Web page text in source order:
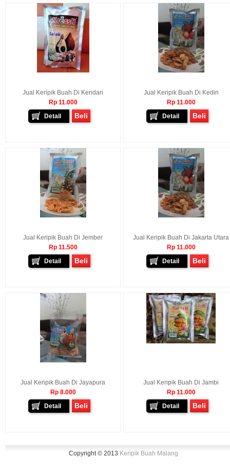
Jual Keripik Buah Di Kendari
Rp 11.000
Detail
Beli
Jual Keripik Buah Di Kediri
Rp 11.000
Detail
Beli
Jual Keripik Buah Di Jember
Rp 11.500
Detail
Beli
Jual Keripik Buah Di Jakarta Utara
Rp 11.000
Detail
Beli
Jual Keripik Buah Di Jayapura
Rp 8.000
Detail
Beli
Jual Keripik Buah Di Jambi
Rp 11.000
Detail
Beli
Copyright © 2013 Keripik Buah Malang